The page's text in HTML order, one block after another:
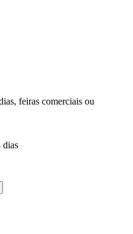
feiras comerciais ou
dias